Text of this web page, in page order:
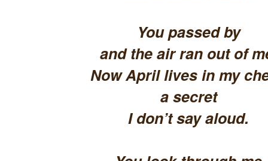
You passed by
and the air ran out of
Now April lives in my
a secret
I don’t say aloud.